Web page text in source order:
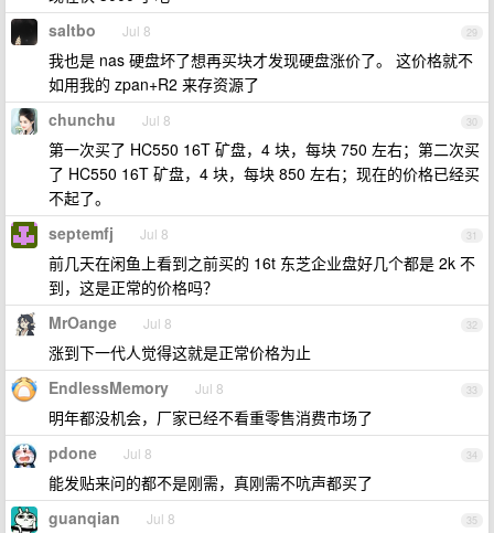
29
saltbo Jul 8
我也是 nas 硬盘坏了想再买块才发现硬盘涨价了。 这价格就不
如用我的 zpan+R2 来存资源了
30
chunchu Jul 8
第一次买了 HC550 16T 矿盘，4 块，每块 750 左右；第二次买
了 HC550 16T 矿盘，4 块，每块 850 左右；现在的价格已经买
不起了。
31
septemfj Jul 8
前几天在闲鱼上看到之前买的 16t 东芝企业盘好几个都是 2k 不
到，这是正常的价格吗？
32
MrOange Jul 8
涨到下一代人觉得这就是正常价格为止
33
EndlessMemory Jul 8
明年都没机会，厂家已经不看重零售消费市场了
34
pdone Jul 8
能发贴来问的都不是刚需，真刚需不吭声都买了
35
guanqian Jul 8